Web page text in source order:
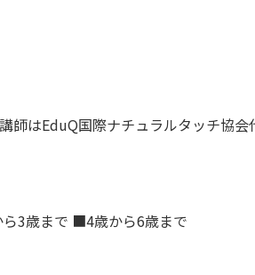
師はEduQ国際ナチュラルタッチ協会
3歳まで ■4歳から6歳まで